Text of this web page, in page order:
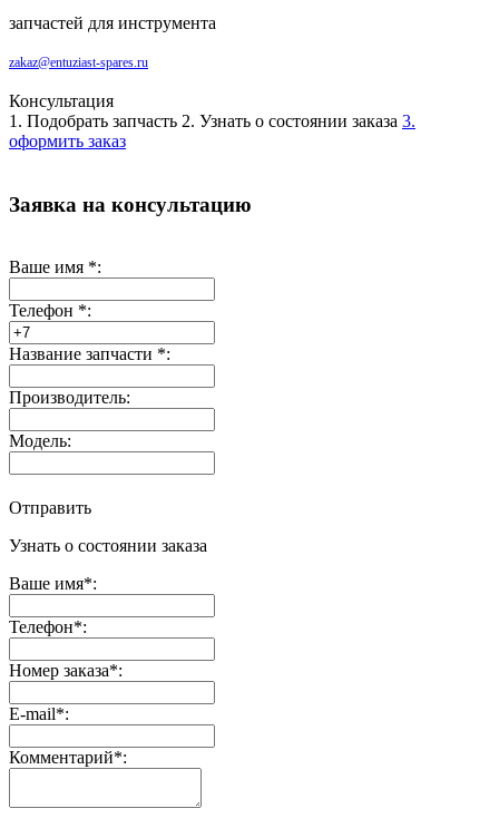
запчастей для инструмента
zakaz@entuziast-spares.ru
Консультация
1. Подобрать запчасть 2. Узнать о состоянии заказа 3.
оформить заказ
Заявка на консультацию
Ваше имя *:
Телефон *:
Название запчасти *:
Производитель:
Модель:
Отправить
Узнать о состоянии заказа
Ваше имя*:
Телефон*:
Номер заказа*:
E-mail*:
Комментарий*: